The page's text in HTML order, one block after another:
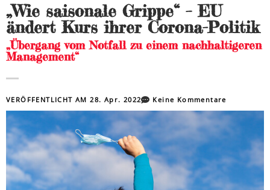
„Wie saisonale Grippe“ – EU
ändert Kurs ihrer Corona-Politik
„Übergang vom Notfall zu einem nachhaltigeren
Management“
VERÖFFENTLICHT AM28. Apr. 2022 Keine Kommentare